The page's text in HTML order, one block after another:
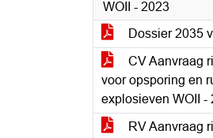
WOII - 2023
Dossier 2035
CV Aanvraag
voor opsporing en
explosieven WOII -
RV Aanvraag